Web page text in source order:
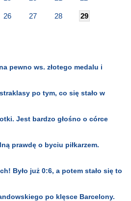
26 27 28 29
pewno ws. złotego medalu i
po tym, co się stało w
Jest bardzo głośno o córce
prawdę o byciu piłkarzem.
Było już 0:6, a potem stało się to
po klęsce Barcelony.